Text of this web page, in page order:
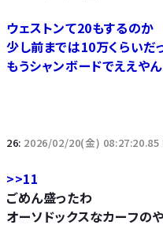
ウェストンて20もするのか
少し前までは10万くらいだ
もうシャンボードでええやん
26: 2026/02/20(金)
>>11
ごめん盛ったわ
オーソドックスなカーフ